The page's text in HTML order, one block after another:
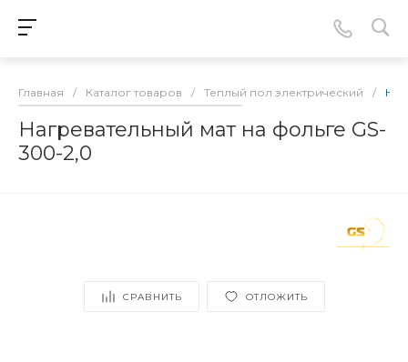
Главная / Каталог товаров / Теплый пол электрический /
Нагревательный мат на фольге GS-
300-2,0
СРАВНИТЬ ОТЛОЖИТЬ